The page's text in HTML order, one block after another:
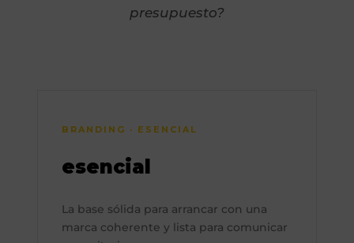
presupuesto?
BRANDING · ESENCIAL
esencial
La base sólida para arrancar con una
marca coherente y lista para comunicar